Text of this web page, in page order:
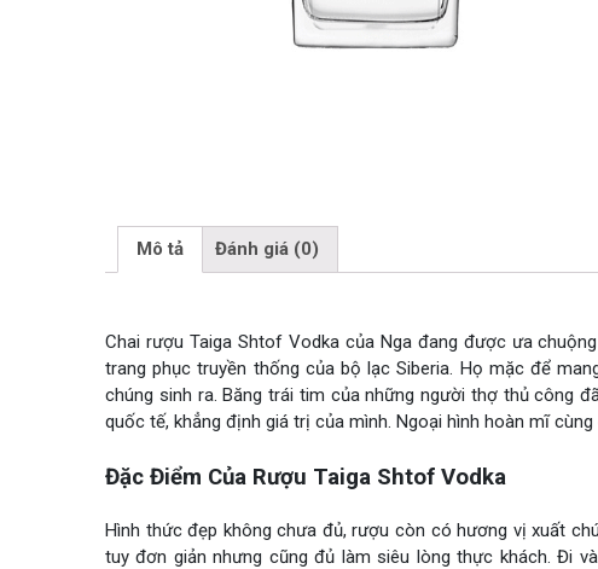
Mô tả Đánh giá (0)
Chai rượu Taiga Shtof Vodka của Nga đang được ưa
trang phục truyền thống của bộ lạc Siberia. Họ mặc để
chúng sinh ra. Băng trái tim của những người thợ thủ công
quốc tế, khẳng định giá trị của mình. Ngoại hình hoàn mĩ
Đặc Điểm Của Rượu Taiga Shtof Vodka
Hình thức đẹp không chưa đủ, rượu còn có hương vị xuất
tuy đơn giản nhưng cũng đủ làm siêu lòng thực khách. Đi